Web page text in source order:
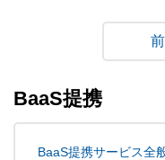
BaaS提携
BaaS提携サービス全